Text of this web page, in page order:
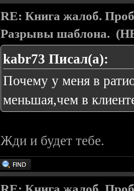
RE: Книга жалоб.
Разрывы шаблона.
kabr73 Писал(а):
Почему у меня в
меньшая,чем в
Жди и будет тебе.